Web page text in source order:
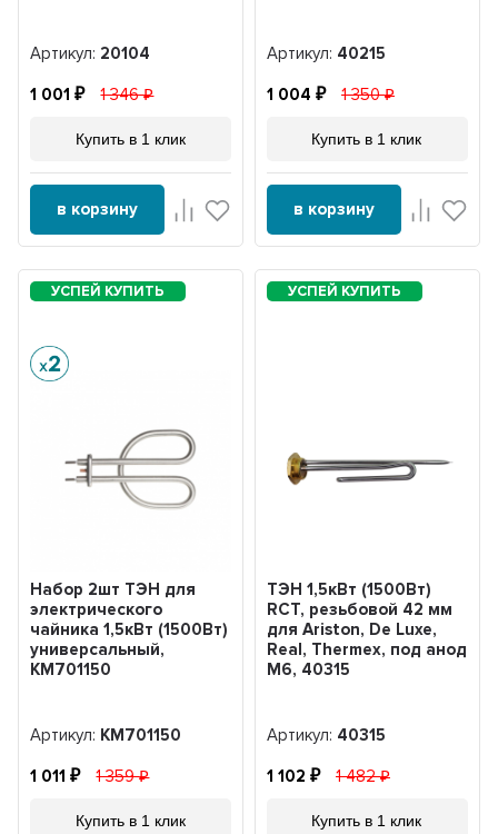
Артикул: 20104
1 001 1 346
Купить в 1 клик
в корзину
Артикул: 40215
1 004 1 350
Купить в 1 клик
в корзину
Набор 2шт ТЭН для
электрического
чайника 1,5кВт (1500Вт)
универсальный,
KM701150
Артикул: KM701150
1 011 1 359
Купить в 1 клик
ТЭН 1,5кВт (1500Вт)
RCT, резьбовой 42 мм
для Ariston, De Luxe,
Real, Thermex, под анод
М6, 40315
Артикул: 40315
1 102 1 482
Купить в 1 клик